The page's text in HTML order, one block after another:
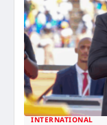
INTERNATIONAL